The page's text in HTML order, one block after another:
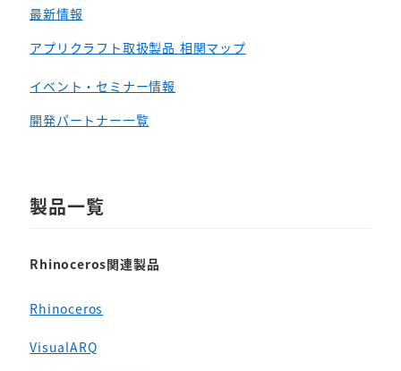
最新情報
アプリクラフト取扱製品 相関マップ
イベント・セミナー情報
開発パートナー一覧
製品一覧
Rhinoceros関連製品
Rhinoceros
VisualARQ